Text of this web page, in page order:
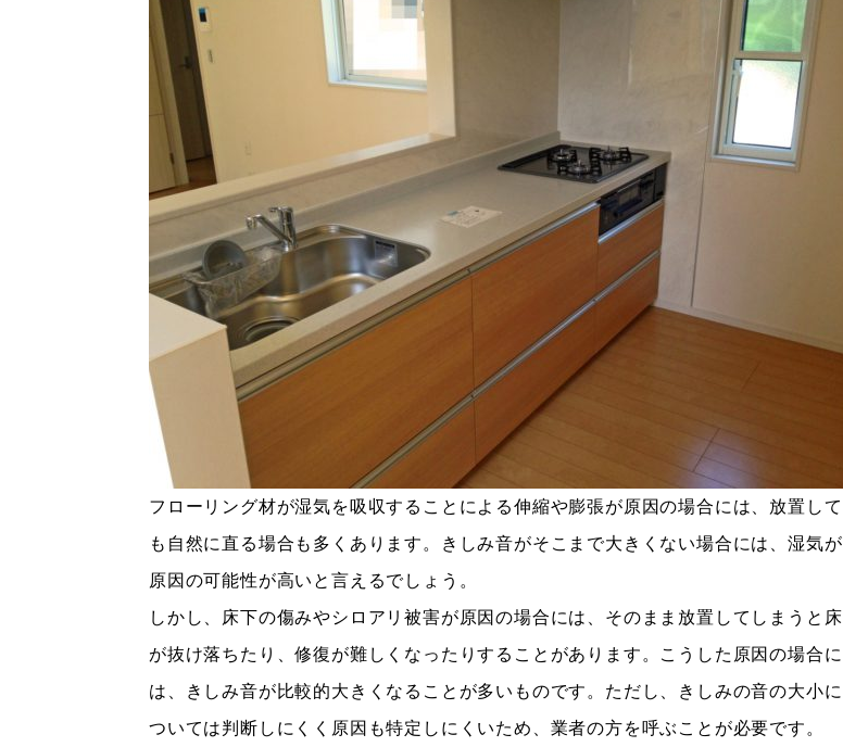
フローリング材が湿気を吸収することによる伸縮や膨張が原因の場合には、放置して
も自然に直る場合も多くあります。きしみ音がそこまで大きくない場合には、湿気が
原因の可能性が高いと言えるでしょう。
しかし、床下の傷みやシロアリ被害が原因の場合には、そのまま放置してしまうと床
が抜け落ちたり、修復が難しくなったりすることがあります。こうした原因の場合に
は、きしみ音が比較的大きくなることが多いものです。ただし、きしみの音の大小に
ついては判断しにくく原因も特定しにくいため、業者の方を呼ぶことが必要です。